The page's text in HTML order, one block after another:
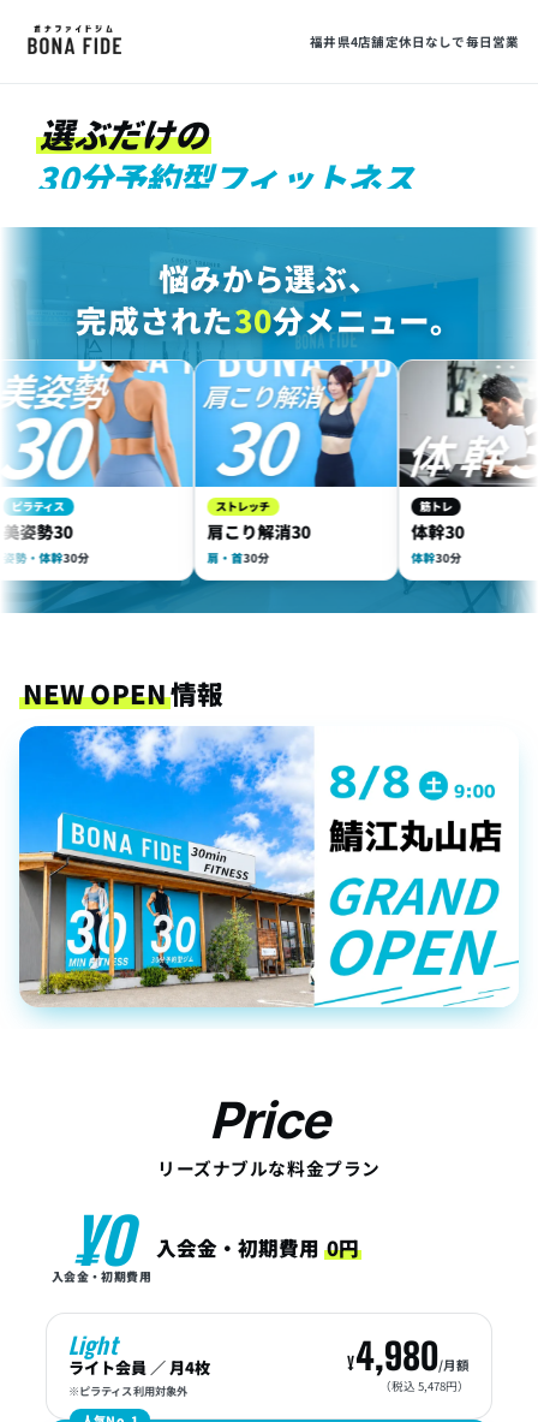
福井県4店舗定休日なしで毎日営業
選ぶだけの
30分予約型フィットネス
30
MIN FITNESS
悩みから選ぶ、
完成された30分メニュー。
ィス
30
幹30分
ストレッチ
肩こり解消30
30分
筋トレ
体幹30
30分
NEW OPEN情報
Price
リーズナブルな料金プラン
¥0
入会金・初期費用
入会金・初期費用0円
Light
ライト会員 ／ 月4枚
※ピラティス利用対象外
4,980/月額
（税込 5,478円）